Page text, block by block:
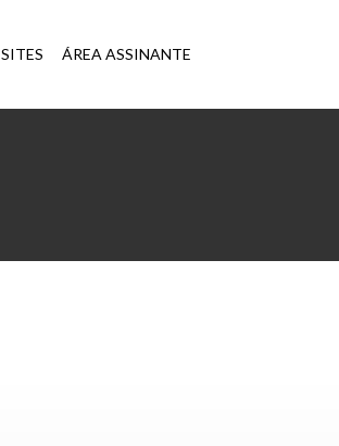
SITES ÁREA ASSINANTE